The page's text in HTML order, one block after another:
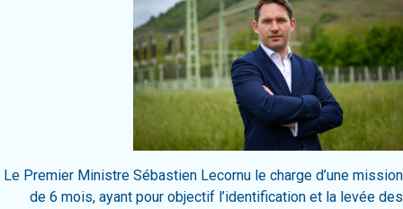
Le Premier Ministre Sébastien Lecornu le charge d’une mission
de 6 mois, ayant pour objectif l’identification et la levée des